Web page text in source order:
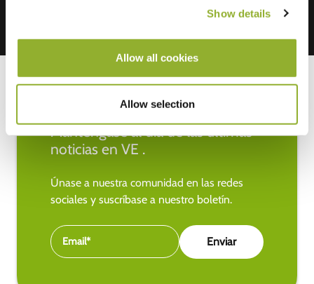
Show details
Allow all cookies
Allow selection
Manténgase al día de las últimas
noticias en VE .
Únase a nuestra comunidad en las redes
sociales y suscríbase a nuestro boletín.